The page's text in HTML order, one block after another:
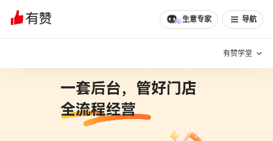
生意专家 导航
有赞学堂
增长方法